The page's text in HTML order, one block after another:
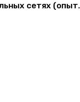
сетях (опыт